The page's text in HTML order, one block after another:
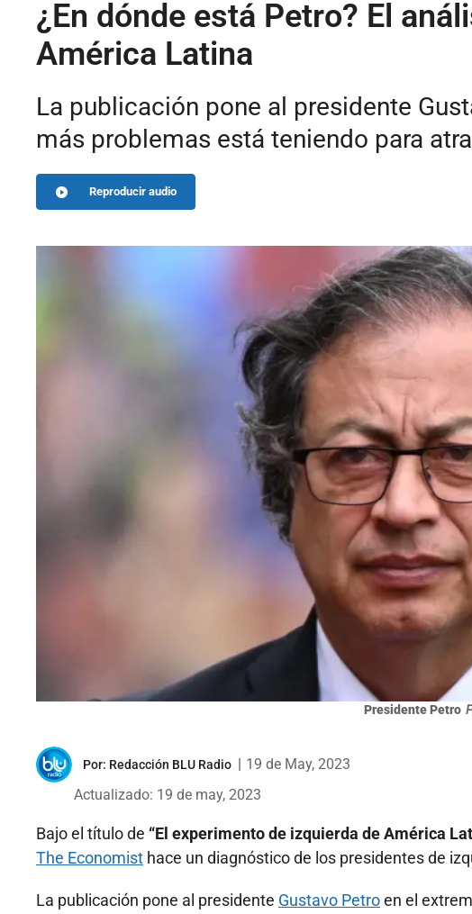
¿En dónde está Petro? El
América Latina
La publicación pone al presidente
más problemas está teniendo para
Reproducir audio
Presidente Petro
Por: Redacción BLU Radio
19 de May, 2023
Actualizado: 19 de may, 2023
Bajo el título de “El experimento de izquierda de América
The Economist hace un diagnóstico de los presidentes de
La publicación pone al presidente Gustavo Petroen el